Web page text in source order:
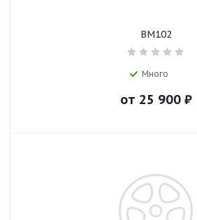
BM102
Много
от 25 900₽